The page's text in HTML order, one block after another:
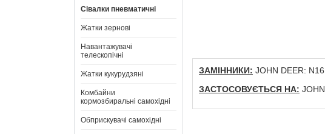
Сівалки пневматичні
Жатки зернові
Навантажувачі
телескопічні
Жатки кукурудзяні
Комбайни
кормозбиральні самохідні
Обприскувачі самохідні
ЗАМІННИКИ: JOHN DEER:
ЗАСТОСОВУЄТЬСЯ НА: